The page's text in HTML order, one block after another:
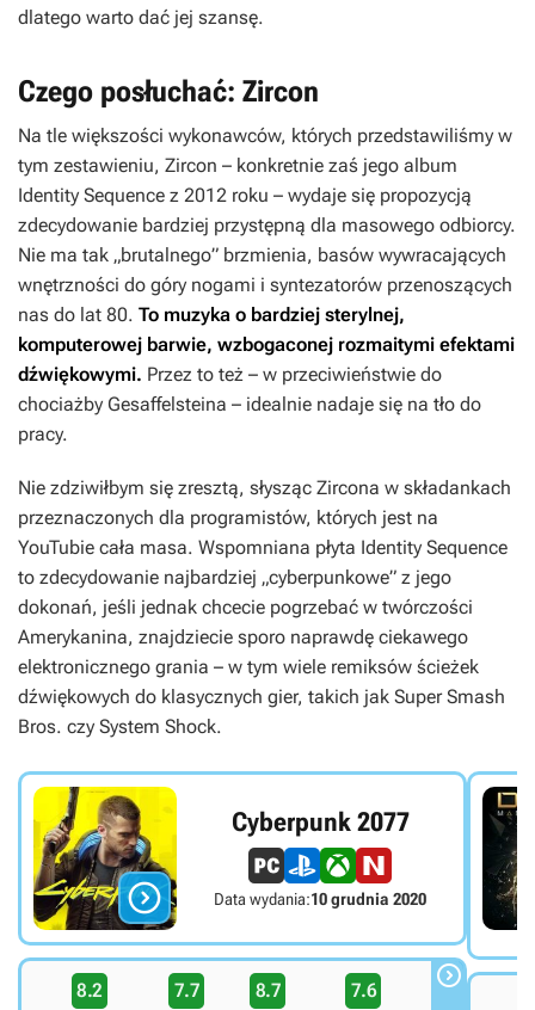
dlatego warto dać jej szansę.
Czego posłuchać: Zircon
Na tle większości wykonawców, których przedstawiliśmy w
tym zestawieniu, Zircon – konkretnie zaś jego album
Identity Sequence z 2012 roku – wydaje się propozycją
zdecydowanie bardziej przystępną dla masowego odbiorcy.
Nie ma tak „brutalnego” brzmienia, basów wywracających
wnętrzności do góry nogami i syntezatorów przenoszących
nas do lat 80. To muzyka o bardziej sterylnej,
komputerowej barwie, wzbogaconej rozmaitymi efektami
dźwiękowymi. Przez to też – w przeciwieństwie do
chociażby Gesaffelsteina – idealnie nadaje się na tło do
pracy.
Nie zdziwiłbym się zresztą, słysząc Zircona w składankach
przeznaczonych dla programistów, których jest na
YouTubie cała masa. Wspomniana płyta Identity Sequence
to zdecydowanie najbardziej „cyberpunkowe” z jego
dokonań, jeśli jednak chcecie pogrzebać w twórczości
Amerykanina, znajdziecie sporo naprawdę ciekawego
elektronicznego grania – w tym wiele remiksów ścieżek
dźwiękowych do klasycznych gier, takich jak Super Smash
Bros. czy System Shock.

Cyberpunk 2077
Data wydania:10 grudnia 2020
8.2 7.7 8.7 7.6 